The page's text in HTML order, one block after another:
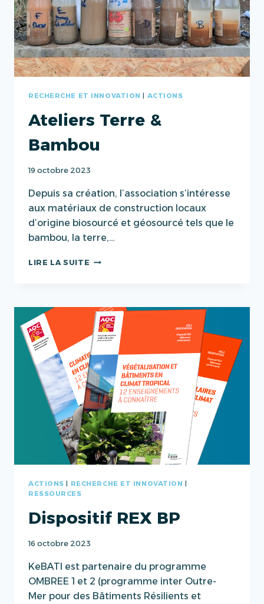
RECHERCHE ET INNOVATION ACTIONS
Ateliers Terre &
Bambou
19 octobre 2023
Depuis sa création, l’association s’intéresse
aux matériaux de construction locaux
d’origine biosourcé et géosourcé tels que le
bambou, la terre,…
LIRE LA SUITE ATELIERS
ACTIONS | RECHERCHE ET INNOVATION |
RESSOURCES
Dispositif REX BP
16 octobre 2023
KeBATI est partenaire du programme
OMBREE 1 et 2 (programme inter Outre-
Mer pour des Bâtiments Résilients et